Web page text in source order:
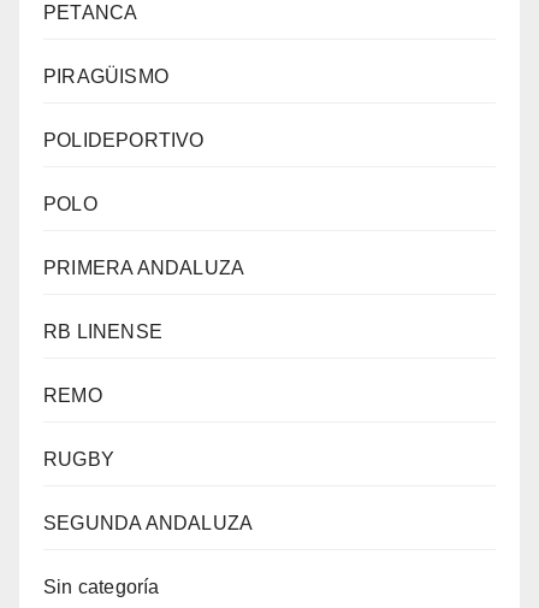
PETANCA
PIRAGÜISMO
POLIDEPORTIVO
POLO
PRIMERA ANDALUZA
RB LINENSE
REMO
RUGBY
SEGUNDA ANDALUZA
Sin categoría